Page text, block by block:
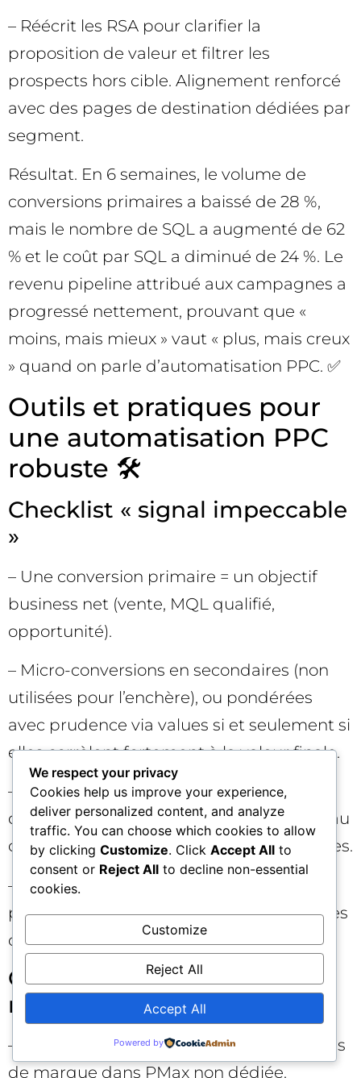
– Réécrit les RSA pour clarifier la
proposition de valeur et filtrer les
prospects hors cible. Alignement renforcé
avec des pages de destination dédiées par
segment.
Résultat. En 6 semaines, le volume de
conversions primaires a baissé de 28 %,
mais le nombre de SQL a augmenté de 62
% et le coût par SQL a diminué de 24 %. Le
revenu pipeline attribué aux campagnes a
progressé nettement, prouvant que «
moins, mais mieux » vaut « plus, mais creux
» quand on parle d’automatisation PPC. ✅
Outils et pratiques pour
une automatisation PPC
robuste 🛠️
Checklist « signal impeccable
»
– Une conversion primaire = un objectif
business net (vente, MQL qualifié,
opportunité).
– Micro-conversions en secondaires (non
utilisées pour l’enchère), ou pondérées
avec prudence via values si et seulement si
elles corrèlent fortement à la valeur finale.
– Import CRM fiable (GCLID/gbraid),
dédoublonnage activé, fenêtre adaptée au
cycle de vente, mapping stable des étapes.
– Modèle d’attribution DDA, suivi GA4
propre (événements nommés, paramètres
cohérents, Consent Mode v2 actif).
Checklist « requêtes
maîtrisées »
– Brand isolé (budget, objectifs). Négatives
de marque dans PMax non dédiée.
We respect your privacy
Cookies help us improve your experience,
deliver personalized content, and analyze
traffic. You can choose which cookies to allow
by clicking Customize. Click Accept All to
consent or Reject All to decline non-essential
cookies.
Customize
Reject All
Accept All
Powered by